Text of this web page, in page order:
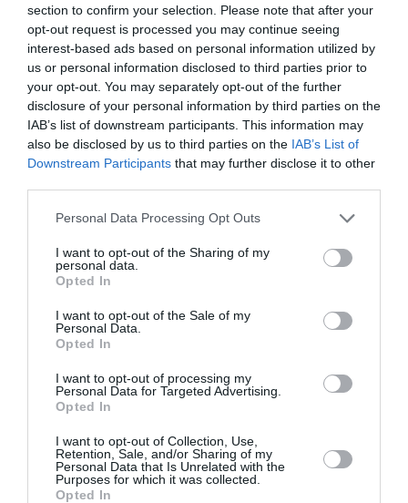
section to confirm your selection. Please note that after your
opt-out request is processed you may continue seeing
interest-based ads based on personal information utilized by
us or personal information disclosed to third parties prior to
your opt-out. You may separately opt-out of the further
disclosure of your personal information by third parties on the
IAB’s list of downstream participants. This information may
also be disclosed by us to third parties on the IAB’s List of
Downstream Participants that may further disclose it to other
Personal Data Processing Opt Outs
I want to opt-out of the Sharing of my
personal data.
Opted In
I want to opt-out of the Sale of my
Personal Data.
Opted In
I want to opt-out of processing my
Personal Data for Targeted Advertising.
Opted In
I want to opt-out of Collection, Use,
Retention, Sale, and/or Sharing of my
Personal Data that Is Unrelated with the
Purposes for which it was collected.
Opted In
DERNIERS COMMENTAIRES
atplhkt
Contrôles aux frontières entre l’Espagne et l’Italie : des
arrivées plus longues, des correspondances à risque
Manfoua commenté l'article :
LIRE AUSSI
LE 8 AOÛT 1908 DANS LE
CIEL : UNE
DÉMONSTRATION